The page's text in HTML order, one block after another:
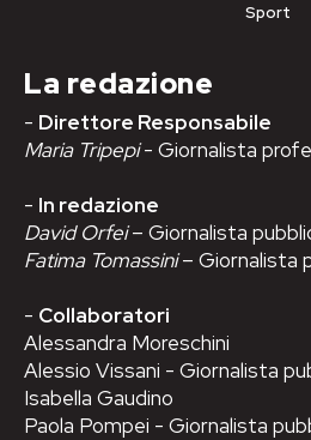
Sport
La redazione
- Direttore Responsabile
Maria Tripepi- Giornalista
- In redazione
David Orfei– Giornalista
Fatima Tomassini– Giornalista
- Collaboratori
Alessandra Moreschini
Alessio Vissani - Giornalista
Isabella Gaudino
Paola Pompei - Giornalista